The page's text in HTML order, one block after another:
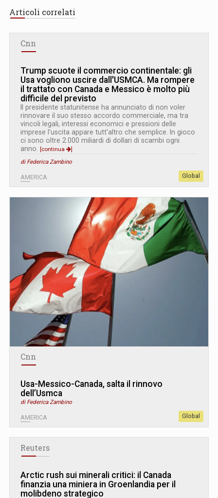
Articoli correlati
Cnn
Trump scuote il commercio continentale: gli
Usa vogliono uscire dall'USMCA. Ma rompere
il trattato con Canada e Messico è molto più
difficile del previsto
Il presidente statunitense ha annunciato di non voler
rinnovare il suo stesso accordo commerciale, ma tra
vincoli legali, interessi economici e pressioni delle
imprese l'uscita appare tutt'altro che semplice. In gioco
ci sono oltre 2.000 miliardi di dollari di scambi ogni
anno.
[continua
]
di Federica Zambino
AMERICA Global
Cnn
Usa-Messico-Canada, salta il rinnovo
dell’Usmca
di Federica Zambino
AMERICA Global
Reuters
Arctic rush sui minerali critici: il Canada
finanzia una miniera in Groenlandia per il
molibdeno strategico